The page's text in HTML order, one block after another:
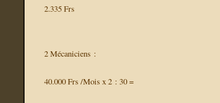
2.335 Frs
2 Mécaniciens :
40.000 Frs /Mois x 2 : 30 =